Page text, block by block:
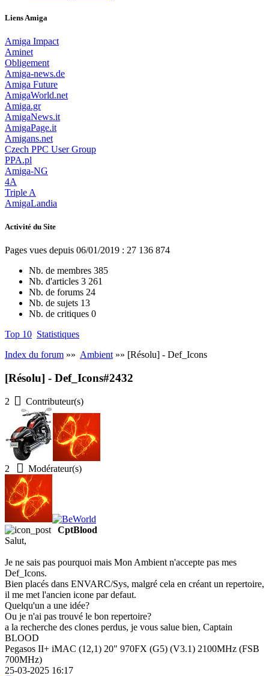
Liens Amiga
Amiga Impact
Aminet
Obligement
Amiga-news.de
Amiga Future
AmigaWorld.net
Amiga.gr
AmigaNews.it
AmigaPage.it
Amigans.net
Czech PPC User Group
PPA.pl
Amiga-NG
4A
Triple A
AmigaLandia
Activité du Site
Pages vues depuis 06/01/2019 : 27 136 874
Nb. de membres 385
Nb. d'articles 3 261
Nb. de forums 24
Nb. de sujets 13
Nb. de critiques 0
Top 10 Statistiques
Index du forum »» Ambient »» [Résolu] - Def_Icons
[Résolu] - Def_Icons#2432
2 Contributeur(s)
2 Modérateur(s)
CptBlood
Salut,
Je ne sais pas pourquoi mais Mon Ambient n'accepte pas mes
Def_Icons.
Bien placés dans ENVARC/Sys, malgré cela en créant un repertoire,
il me met l'ancien icone par defaut.
Quelqu'un a une idée?
Ou je n'ai pas trouvé le bon repertoire?
a la recherche des clones perdus, je vous salue bien, Captain
BLOOD
Pegasos II+ iMAC (12,1) 20" 970FX (G5) (V3.1) 2100MHz (FSB
700MHz)
25-03-2025 16:17